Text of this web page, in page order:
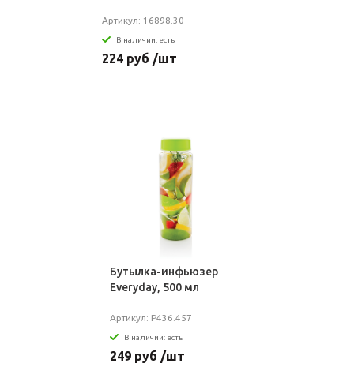
Артикул: 16898.30
В наличии: есть
224 руб /шт
Бутылка-инфьюзер
Everyday, 500 мл
Артикул: P436.457
В наличии: есть
249 руб /шт